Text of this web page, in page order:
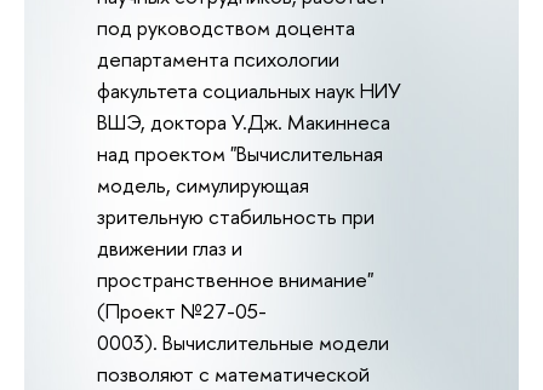
под руководством доцента
департамента психологии
факультета социальных наук НИУ
ВШЭ, доктора У.Дж. Макиннеса
над проектом "Вычислительная
модель, симулирующая
зрительную стабильность при
движении глаз и
пространственное внимание"
(Проект №27-05-
0003). Вычислительные модели
позволяют с математической